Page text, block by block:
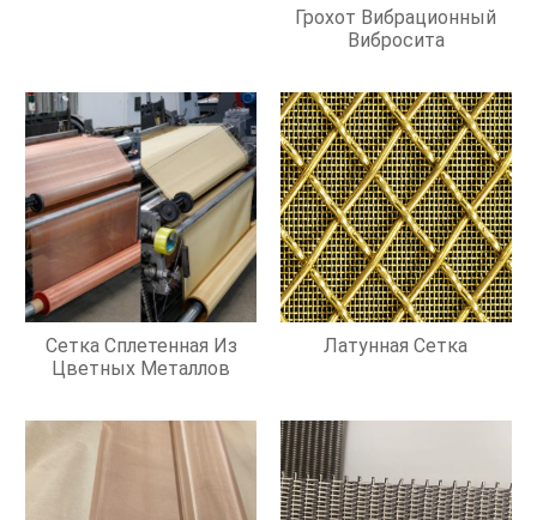
Грохот Вибрационный
Вибросита
Сетка Сплетенная Из
Цветных Металлов
Латунная Сетка